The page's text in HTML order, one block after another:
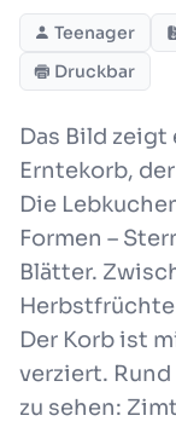
Teenager
Druckbar
Das Bild
Erntekorb,
Die
Formen –
Blätter.
Der Korb ist
verziert.
zu sehen: